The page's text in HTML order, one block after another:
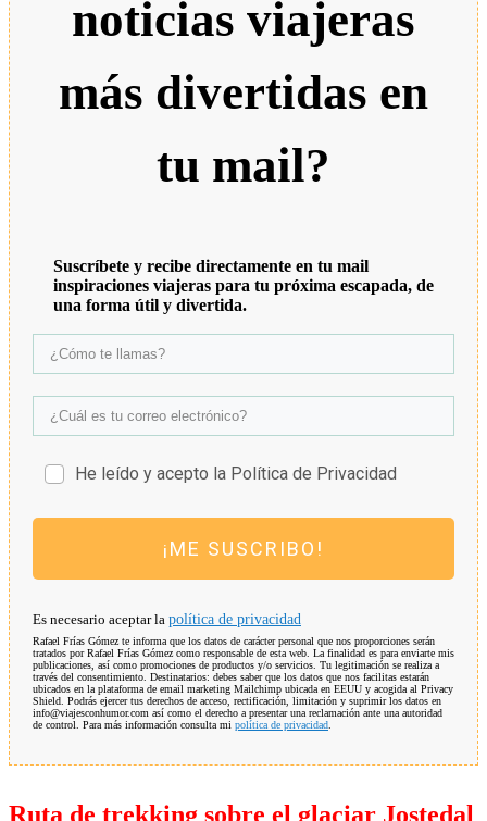
noticias viajeras
más divertidas en
tu mail?
Suscríbete y recibe directamente en tu mail
inspiraciones viajeras para tu próxima escapada, de
una forma útil y divertida.
He leído y acepto la Política de Privacidad
¡ME SUSCRIBO!
Es necesario aceptar la política de privacidad
Rafael Frías Gómez te informa que los datos de carácter personal que nos proporciones serán
tratados por Rafael Frías Gómez como responsable de esta web. La finalidad es para enviarte mis
publicaciones, así como promociones de productos y/o servicios. Tu legitimación se realiza a
través del consentimiento. Destinatarios: debes saber que los datos que nos facilitas estarán
ubicados en la plataforma de email marketing Mailchimp ubicada en EEUU y acogida al Privacy
Shield. Podrás ejercer tus derechos de acceso, rectificación, limitación y suprimir los datos en
info@viajesconhumor.com así como el derecho a presentar una reclamación ante una autoridad
de control. Para más información consulta mi política de privacidad
Ruta de trekking sobre el glaciar Jostedal